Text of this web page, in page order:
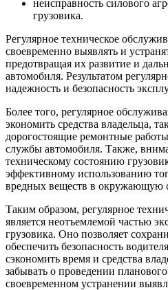
неисправность силового
грузовика.
Регулярное техническое
своевременно выявлять и
предотвращая их развитие и
автомобиля. Результатом
надежность и безопасность
Более того, регулярное
экономить средства владельца,
дорогостоящие ремонтные
службы автомобиля. Также,
техническому состоянию
эффективному использованию
вредных веществ в окружающую
Таким образом, регулярное
является неотъемлемой частью
грузовика. Оно позволяет
обеспечить безопасность
сэкономить время и средства
забывать о проведении
своевременном устранении